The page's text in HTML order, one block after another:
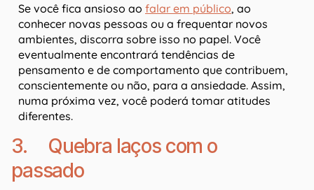
Se você fica ansioso ao falar em público, ao
conhecer novas pessoas ou a frequentar novos
ambientes, discorra sobre isso no papel. Você
eventualmente encontrará tendências de
pensamento e de comportamento que contribuem,
conscientemente ou não, para a ansiedade. Assim,
numa próxima vez, você poderá tomar atitudes
diferentes.
3. Quebra laços com o
passado